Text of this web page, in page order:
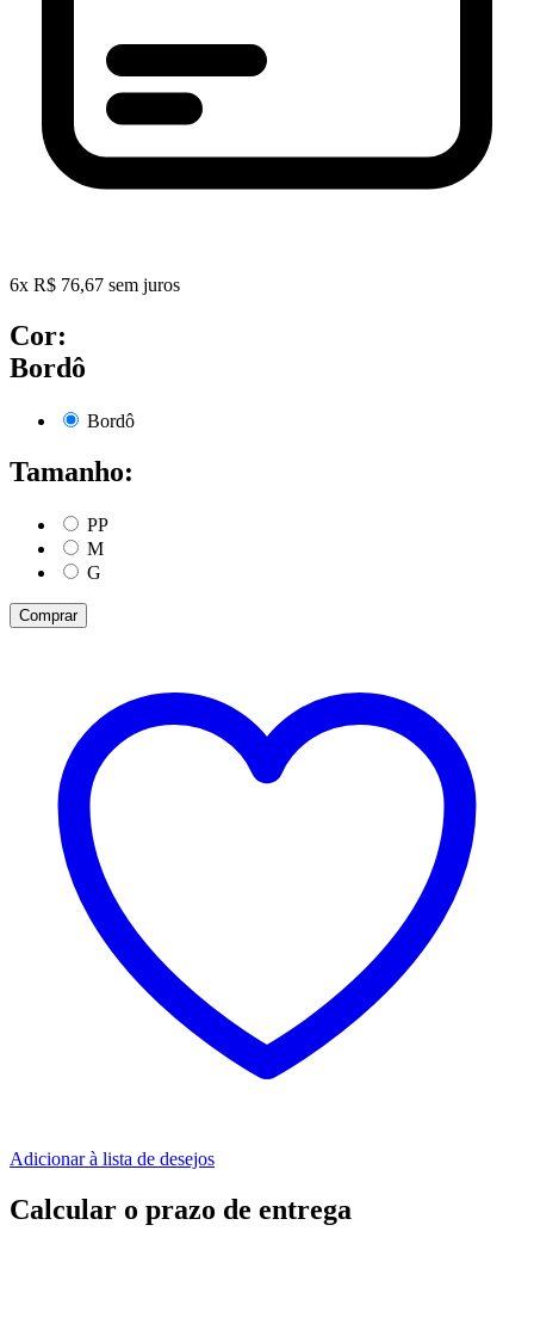
6x R$ 76,67 sem juros
Cor:
Bordô
Bordô
Tamanho:
PP
M
G
Comprar
Adicionar à lista de desejos
Calcular o prazo de entrega